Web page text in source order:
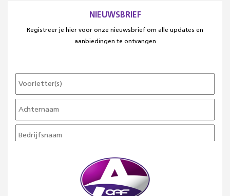
NIEUWSBRIEF
Registreer je hier voor onze nieuwsbrief om alle updates en
aanbiedingen te ontvangen